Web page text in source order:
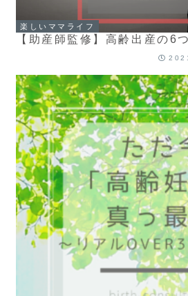
楽しいママライフ
【助産師監修】高齢出産の6